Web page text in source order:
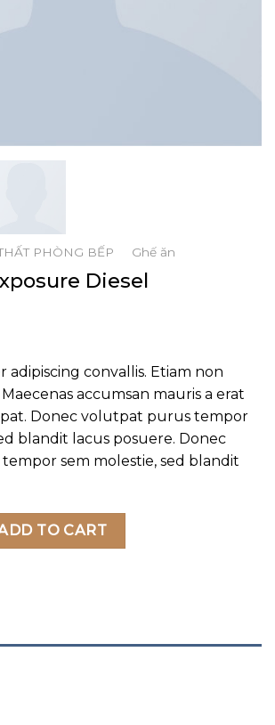
PHÒNG BẾP Ghế ăn
Diesel
adipiscing convallis. Etiam non
accumsan mauris a erat
Donec volutpat purus tempor
blandit lacus posuere. Donec
sem molestie, sed blandit
Diesel quantity
TO CART